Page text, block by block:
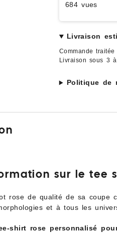
684 vues
Livraison
Commande
Livraison sous 3
Politique de
sur le tee
rose de qualité de sa coupe
et à tous les
shirt rose personnalisé